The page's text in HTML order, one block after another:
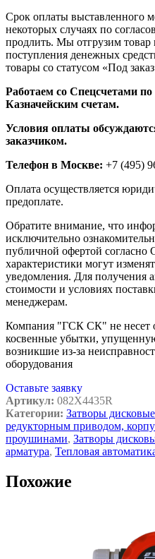
Срок оплаты выставленного
некоторых случаях по
продлить. Мы отгрузим товар
поступления денежных
товары со статусом «Под
Работаем со Спецсчетами
Казначейским счетам.
Условия оплаты
заказчиком.
Телефон в Москве: +7 (495)
Оплата осуществляется
предоплате.
Обратите внимание, что
исключительно
публичной офертой
характеристики могут
уведомления. Для получения
стоимости и условиях
менеджерам.
Компания "ГСК СК" не несет
косвенные убытки,
возникшие из-за
оборудования
Оставьте заявку
Артикул: 082X4435R
Категории: Затворы
редукторным приводом,
проушинами, Затворы
арматура, Тепловая
Похожие